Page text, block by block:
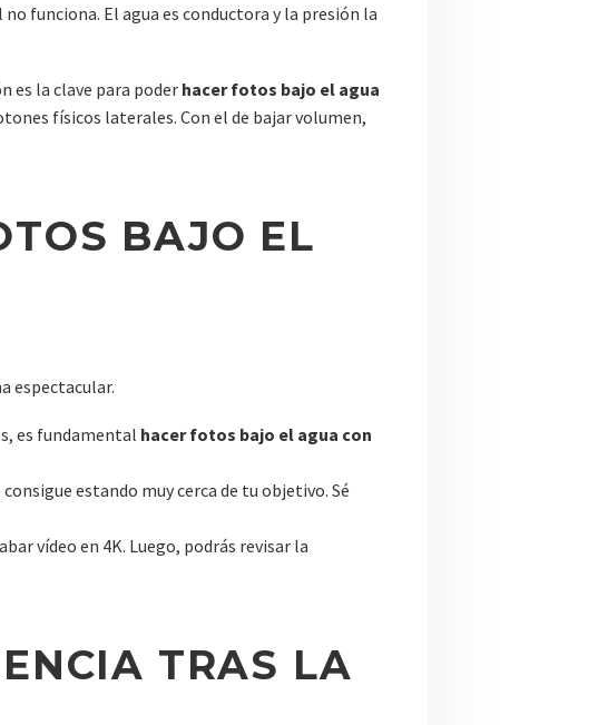
funciona. El agua es conductora y la presión la
es la clave para poder hacer fotos bajo el agua
físicos laterales. Con el de bajar volumen,
BAJO EL
espectacular.
es fundamental hacer fotos bajo el agua con
estando muy cerca de tu objetivo. Sé
vídeo en 4K. Luego, podrás revisar la
TRAS LA